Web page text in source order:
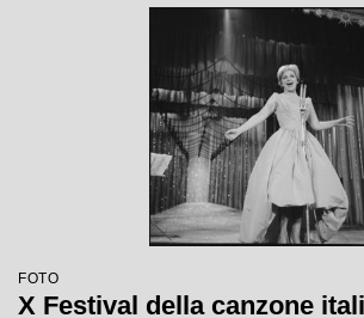
FOTO
X Festival della canzone